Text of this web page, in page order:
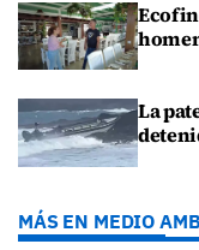
La
MÁS EN MEDIO